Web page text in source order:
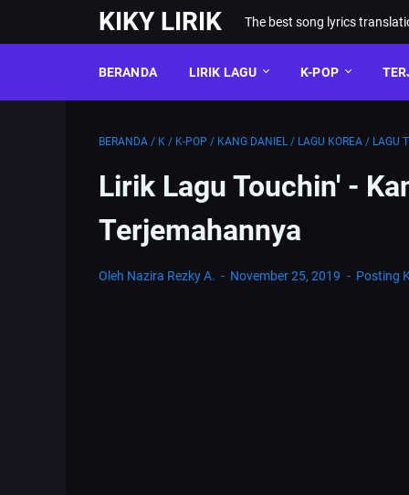
KIKY LIRIK The best song lyrics
BERANDA LIRIK LAGU K-POP
BERANDA / K / K-POP / KANG DANIEL / LAGU KOREA / LAGU
Lirik Lagu Touchin' -
Terjemahannya
Oleh Nazira Rezky A. November 25, 2019 Posting